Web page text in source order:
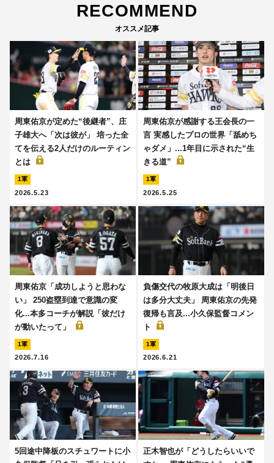
RECOMMEND
オススメ記事
周東佑京が定めた“後継者”、庄
子雄大へ「次は彼が」 培った全
てを伝える2人だけのルーティン
とは
1軍
2026.5.23
周東佑京が感謝する王会長の一
言 実感したプロの世界「舐めち
ゃダメ」...1年目に示された“生
きる道”
1軍
2026.5.25
周東佑京「成功しようと思わな
い」 250盗塁到達で意識の変
化...本多コーチが解説「彼だけ
が動いたって」
1軍
2026.7.16
負傷交代の牧原大成は「明後日
は多分大丈夫」 周東佑京の先発
復帰も言及...小久保監督コメン
ト
1軍
2026.6.21
5回途中降板のスチュワートに小
正木智也が「どうしたらいいで